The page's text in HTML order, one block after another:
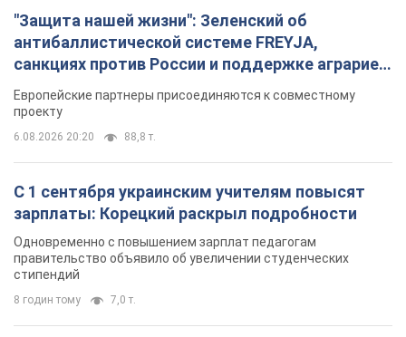
"Защита нашей жизни": Зеленский об
антибаллистической системе FREYJA,
санкциях против России и поддержке аграриев.
Видео
Европейские партнеры присоединяются к совместному
проекту
6.08.2026 20:20 88,8 т.
С 1 сентября украинским учителям повысят
зарплаты: Корецкий раскрыл подробности
Одновременно с повышением зарплат педагогам
правительство объявило об увеличении студенческих
стипендий
8 годин тому 7,0 т.